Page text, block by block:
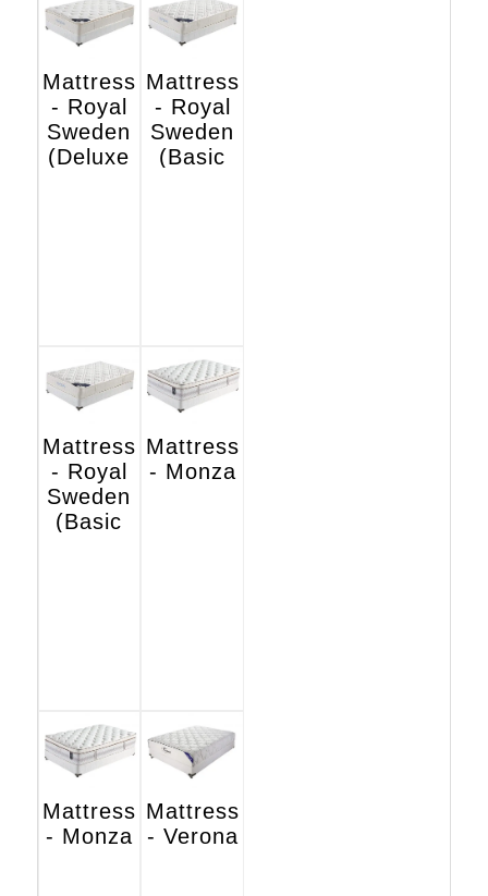
Mattress
- Royal
Sweden
(Deluxe
Mattress
- Royal
Sweden
(Basic
Mattress
- Royal
Sweden
(Basic
Mattress
- Monza
Mattress
- Monza
Mattress
- Verona